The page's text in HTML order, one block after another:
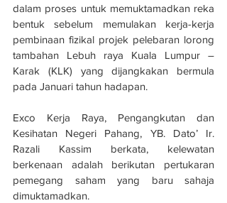
dalam proses untuk memuktamadkan reka
bentuk sebelum memulakan kerja-kerja
pembinaan fizikal projek pelebaran lorong
tambahan Lebuh raya Kuala Lumpur –
Karak (KLK) yang dijangkakan bermula
pada Januari tahun hadapan.
Exco Kerja Raya, Pengangkutan dan
Kesihatan Negeri Pahang, YB. Dato’ Ir.
Razali Kassim berkata, kelewatan
berkenaan adalah berikutan pertukaran
pemegang saham yang baru sahaja
dimuktamadkan.